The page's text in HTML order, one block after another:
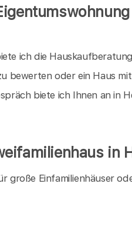
ich die
bewerten oder ein Haus
biete ich Ihnen an in
in
Einfamilienhäuser